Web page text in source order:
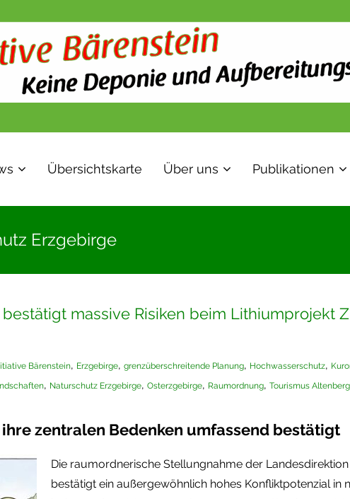
Übersichtskarte Über uns Publikationen
Erzgebirge
massive Risiken beim Lithiumprojekt
Bärenstein, Erzgebirge, grenzüberschreitende Planung, Hochwasserschutz,
, Naturschutz Erzgebirge, Osterzgebirge, Raumordnung, Tourismus Altenberg
zentralen Bedenken umfassend bestätigt
Die raumordnerische Stellungnahme der
bestätigt ein außergewöhnlich hohes Konfliktpotenzial in